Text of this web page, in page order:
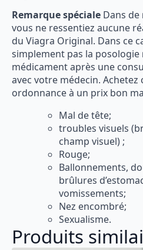
Remarque spéciale Dans de
vous ne ressentiez aucune
du Viagra Original. Dans ce
simplement pas la posologie
médicament après une
avec votre médecin. Achetez
ordonnance à un prix bon
Mal de tête;
troubles visuels
champ visuel) ;
Rouge;
Ballonnements,
brûlures
vomissements;
Nez encombré;
Sexualisme.
Produits